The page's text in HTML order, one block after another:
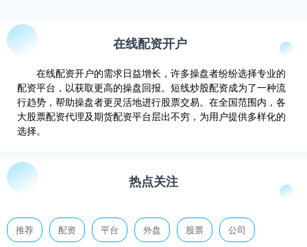
在线配资开户
在线配资开户的需求日益增长，许多操盘者纷纷选择专业的
配资平台，以获取更高的操盘回报。短线炒股配资成为了一种流
行趋势，帮助操盘者更灵活地进行股票交易。在全国范围内，各
大股票配资代理及期货配资平台层出不穷，为用户提供多样化的
选择。
热点关注
推荐 配资 平台 外盘 股票 公司